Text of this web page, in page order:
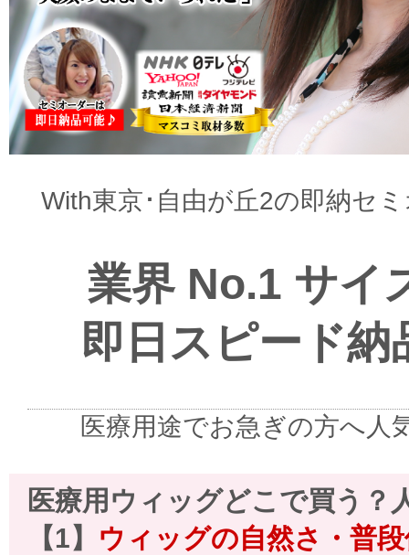
With東京･自由が丘2の即納セ
業界 No.1 サイ
即日スピード納
医療用途でお急ぎの方へ人
医療用ウィッグどこで買う？
【1】 ウィッグの自然さ・普